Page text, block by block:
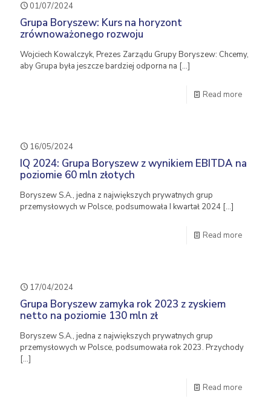
01/07/2024
Grupa Boryszew: Kurs na horyzont
zrównoważonego rozwoju
Wojciech Kowalczyk, Prezes Zarządu Grupy Boryszew: Chcemy,
aby Grupa była jeszcze bardziej odporna na […]
Read more
16/05/2024
IQ 2024: Grupa Boryszew z wynikiem EBITDA na
poziomie 60 mln złotych
Boryszew S.A., jedna z największych prywatnych grup
przemysłowych w Polsce, podsumowała I kwartał 2024 […]
Read more
17/04/2024
Grupa Boryszew zamyka rok 2023 z zyskiem
netto na poziomie 130 mln zł
Boryszew S.A., jedna z największych prywatnych grup
przemysłowych w Polsce, podsumowała rok 2023. Przychody
[…]
Read more